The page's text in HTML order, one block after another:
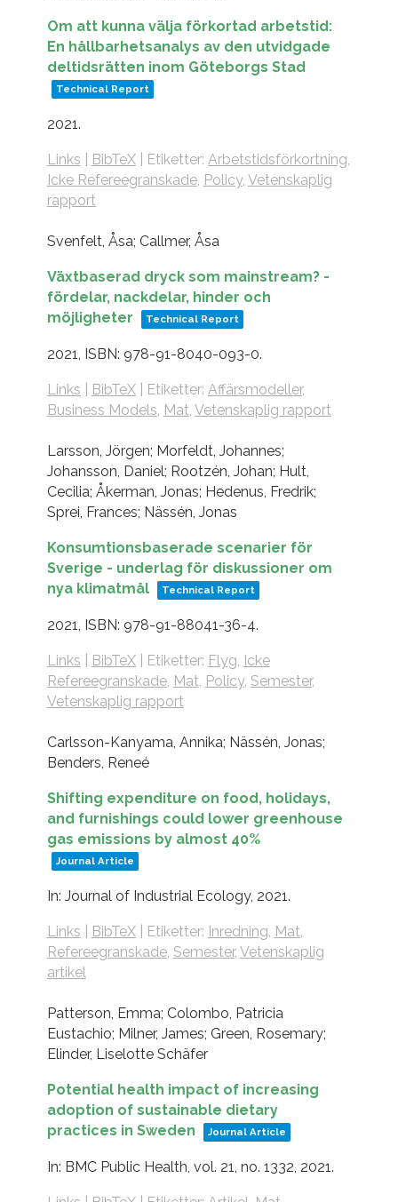
Om att kunna välja förkortad arbetstid:
En hållbarhetsanalys av den utvidgade
deltidsrätten inom Göteborgs Stad
Technical Report
2021.
Links BibTeX| Etiketter: Arbetstidsförkortning,
Icke Refereegranskade, Policy, Vetenskaplig
rapport
Svenfelt, Åsa; Callmer, Åsa
Växtbaserad dryck som mainstream? -
fördelar, nackdelar, hinder och
möjligheter
Technical Report
2021, ISBN: 978-91-8040-093-0.
Links BibTeX| Etiketter: Affärsmodeller,
Business Models, Mat, Vetenskaplig rapport
Larsson, Jörgen; Morfeldt, Johannes;
Johansson, Daniel; Rootzén, Johan; Hult,
Cecilia; Åkerman, Jonas; Hedenus, Fredrik;
Sprei, Frances; Nässén, Jonas
Konsumtionsbaserade scenarier för
Sverige - underlag för diskussioner om
nya klimatmål
Technical Report
2021, ISBN: 978-91-88041-36-4.
Links BibTeX| Etiketter: Flyg, Icke
Refereegranskade, Mat, Policy, Semester,
Vetenskaplig rapport
Carlsson-Kanyama, Annika; Nässén, Jonas;
Benders, Reneé
Shifting expenditure on food, holidays,
and furnishings could lower greenhouse
gas emissions by almost 40%
Journal Article
In: Journal of Industrial Ecology, 2021.
Links BibTeX| Etiketter: Inredning, Mat,
Refereegranskade, Semester, Vetenskaplig
artikel
Patterson, Emma; Colombo, Patricia
Eustachio; Milner, James; Green, Rosemary;
Elinder, Liselotte Schäfer
Potential health impact of increasing
adoption of sustainable dietary
practices in Sweden
Journal Article
In: BMC Public Health, vol. 21, no. 1332, 2021.